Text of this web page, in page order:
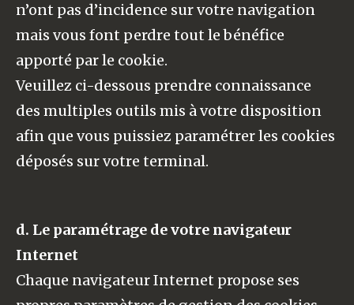
n’ont pas d’incidence sur votre navigation
mais vous font perdre tout le bénéfice
apporté par le cookie.
Veuillez ci-dessous prendre connaissance
des multiples outils mis à votre disposition
afin que vous puissiez paramétrer les cookies
déposés sur votre terminal.
d. Le paramétrage de votre navigateur
Internet
Chaque navigateur Internet propose ses